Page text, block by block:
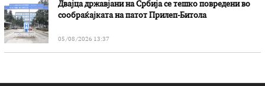
Двајца државјани на Србија се тешко повредени во
сообраќајката на патот Прилеп-Битола
05/08/2026 13:37